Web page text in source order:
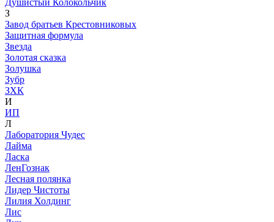
Душистый Колокольчик
З
Завод братьев Крестовниковых
Защитная формула
Звезда
Золотая сказка
Золушка
Зубр
ЗХК
И
ИП
Л
Лаборатория Чудес
Лайма
Ласка
ЛенГознак
Лесная полянка
Лидер Чистоты
Лилия Холдинг
Лис